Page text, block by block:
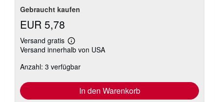
Gebraucht kaufen
EUR 5,78
Versand gratis
Weitere
Informationen
Versandkosten
Versand innerhalb von USA
Anzahl: 3 verfügbar
In den Warenkorb